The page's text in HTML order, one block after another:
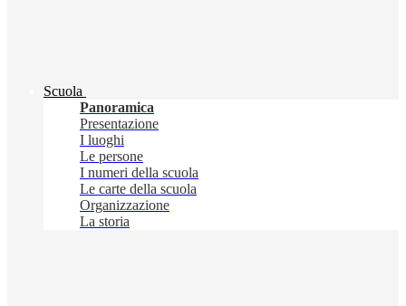
Scuola
Panoramica
Presentazione
I luoghi
Le persone
I numeri della scuola
Le carte della scuola
Organizzazione
La storia